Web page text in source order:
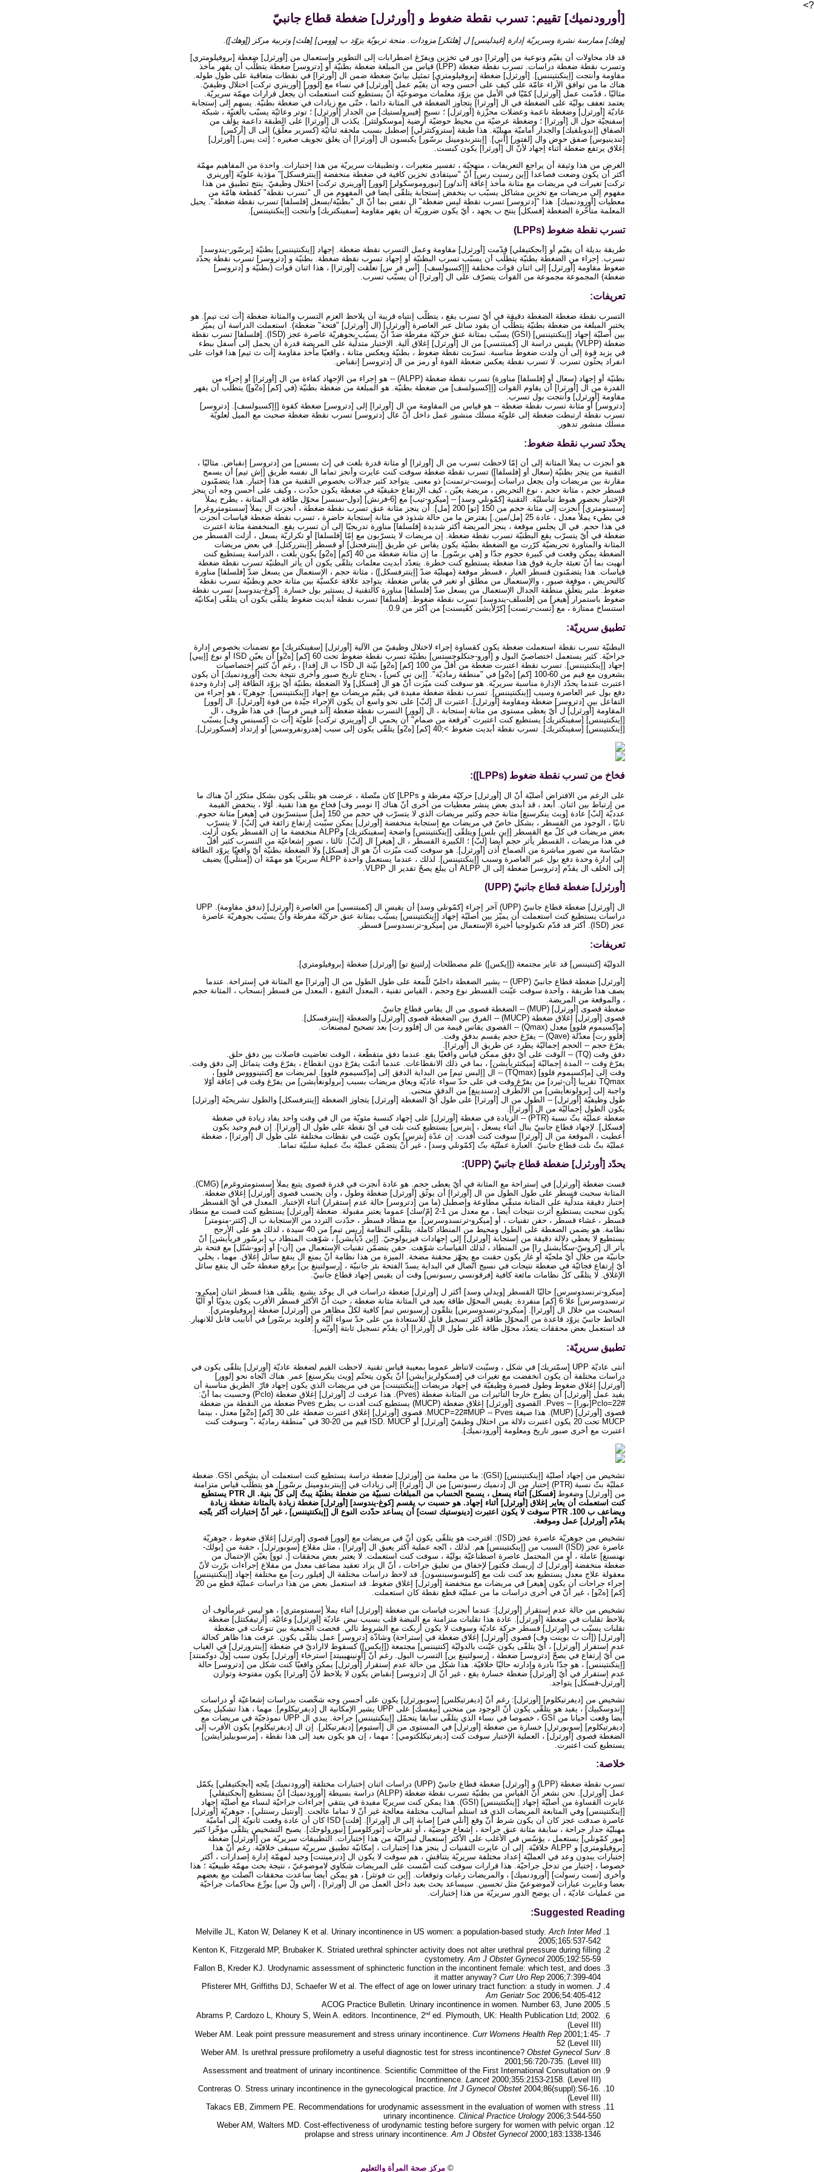
?>
[أورودنميك] تقييم: تسرب نقطة ضغوط و [أورثرل] ضغطة قطاع جانبيّ
[وهك] ممارسة نشرة وسريريّة إدارة [غيدلينس] ل [هلثكر] مزودات. منحة تربويّة يزوّد ب [وومن] [هلث] وتربية مركز ([وهك]).
قد قاد محاولات أن يقيّم ونوعية من [أورثرا] دور في تخزين ويفرّغ اضطرابات إلى التطوير وإستعمال من [أورثرل] ضغطة [بروفيلومتري]
وتسرب نقطة ضغطة دراسات. تسرب نقطة ضغطة (LPP) قياس من المبلغة ضغطة بطنيّة أو [دتروسر] ضغطة يتطلّب أن يقهر مأخذ
مقاومة وأنتجت [إينكنتيننس]. [أورثرل] ضغطة [بروفيلومتري] تمثيل بيانيّ ضغطة ضمن ال [أورثرا] في نقطات متعاقبة على طول طوله.
هناك ما من توافق الآراء عامّة على كيف على أحسن وجه أن يقيّم عمل [أورثرل] في نساء مع [لوور] [أورينري تركت] اختلال وظيفيّ.
مثاليّا ، قدّمت عمل [أورثرل] كمّيّا في الأمل من يزوّد معلمات موضوعيّة أنّ يستطيع كنت استعملت أن يجعل قرارات مهمّة سريريّة.
يعتمد تعفف بوليّة على الضغطة في ال [أورثرا] يتجاوز الضغطة في المثانة دائما ، حتّى مع زيادات في ضغطة بطنيّة. يسهم إلى إستجابة
عاديّة [أورثرل] وضغطة ناعمة وعضلات محزّزة [أورثرل] ؛ نسيج [فيبرولستيك] من الجدار [أورثرل] ؛ توتر وعائيّة يسبّب بالغنيّة ، شبكة
إسفنجيّة حول ال [أورثرا] ؛ وضغطة عرضيّة من محيط حوضيّة أرضية [موسكولتثر]. يكذب ال [أورثرا] على الطبقة داعمة يؤلّف من
الصفاق [إندوبلفيك] والجدار أماميّة مهبليّة. هذا طبقة [ستروكتثرلّي] إصطبل بسبب ملحقه ثنائيّة (كسرير معلّق) إلى ال [أركس]
[تندينيوس] صفق حوض وال [لفتور] [أني]. [إينتربدومينل برسّور] يكبسون ال [أورثرا] أن يغلق تجويف صغيره ؛ [ثت يس,] [أورثرل]
إغلاق يرتفع ضغطة أثناء إجهاد لأنّ ال [أورثرا] يكون كبست.
الغرض من هذا وثيقة أن يراجع التعريفات ، منهجيّة ، تفسير متغيرات ، وتطبيقات سريريّة من هذا إختبارات. واحدة من المفاهيم مهمّة
أكثر أن يكون وضعت فصاعدا [إين رسنت رس] أنّ "سيتفادى تخزين كافية في ضغطة منخفضة [إينترفسكل]" مؤذية علويّة [أورينري
تركت] تغيرات في مريضات مع مثانة مأخذ إعاقة [أند/ور] [نيوروموسكولر] [لوور] [أورينري تركت] اختلال وظيفيّ. ينتج تطبيق من هذا
مفهوم إلى مريضات مع تخزين مشاكل يسبّب ب ينخفض إستجابة يتلقّى أيضا في المفهوم من ال "تسرب نقطة" كقطعة هامّة من
معطيات [أورودنميك]. هذا "[دتروسر] تسرب نقطة ليس ضغطة" ال نفس بما أنّ ال "بطنيّة/يسعل [فلسلفا] تسرب نقطة ضغطة". يحيل
المعلمة متأخّرة الضغطة [فسكل] ينتج ب يجهد ، أيّ يكون ضروريّة أن يقهر مقاومة [سفينكتريك] وأنتجت [إينكنتيننس].
تسرب نقطة ضغوط (LPPs)
طريقة بديلة أن يقيّم أو [أبجكتيفلي] قدّمت [أورثرل] مقاومة وعمل التسرب نقطة ضغطة. إجهاد [إينكنتيننس] بطنيّة [برسّور-يندوسد]
تسرب. إجراء من الضغطة بطنيّة يتطلّب أن يسبّب تسرب البطنيّة أو إجهاد تسرب نقطة ضغطة. بطنيّة و [دتروسر] تسرب نقطة يحدّد
ضغوط مقاومة [أورثرل] إلى اثنان قوات مختلفة [إإكسبولسف]. [أس فر س] تعلّقت [أورثرا] ، هذا اثنان قوات (بطنيّة و [دتروسر]
ضغطة) المجموعة مجموعة من القوات يتصرّف على ال [أورثرا] أن يسبّب تسرب.
تعريفات:
التسرب نقطة ضغطة الضغطة دقيقة في أيّ تسرب يقع ، يتطلّب إنتباه قريبة أن يلاحظ العزم التسرب والمثانة ضغطة [أت ثت تيم]. هو
يختبر المبلغة من ضغطة بطنيّة يتطلّب أن يقود سائل عبر العاصرة [أورثرل] (ال [أورثرل] "فتحة" ضغطة). استعملت الدراسة أن يميّز
بين أصليّة إجهاد [إينكنتيننس] (GSI) يسبّب بمثانة عنق حركيّة مفرطة ضدّ أنّ يسبّب بجوهريّة عاصرة عجز (ISD). [فلسلفا] تسرب نقطة
ضغطة (VLPP) يقيس دراسة ال [كمبتنسي] من ال [أورثرل] إغلاق آلية. الإختبار متدلّية على المريضة قدرة أن يحمل إلى أسفل ببطء
في يزيد قوة إلى أن ولدت ضغوط مناسبة. تسرّبت نقطة ضغوط ، بطنيّة ويعكس مثانة ، واقعيّا مأخذ مقاومة [أت ث تيم] هذا قوات على
انفراد يحثّون تسرب. لا تسرب نقطة يعكس ضغطة القوة أو رمز من ال [دتروسر] إنقباض.
بطنيّة أو إجهاد (سعال أو [فلسلفا] مناورة) تسرب نقطة ضغطة (ALPP) -- هو إجراء من الإجهاد كفاءة من ال [أورثرا] أو إجراء من
القدرة من ال [أورثرا] أن يقاوم القوات [إإكسبولسف] من ضغطة بطنيّة. هو المبلغة من ضغطة بطنيّة (في [كم] [ه2و]) يتطلّب أن يقهر
مقاومة [أورثرل] وأنتجت بول تسرب.
[دتروسر] أو مثانة تسرب نقطة ضغطة -- هو قياس من المقاومة من ال [أورثرا] إلى [دتروسر] ضغطة كقوة [إإكسبولسف]. [دتروسر]
تسرب نقطة ارتبطت ضغطة إلى علويّة مسلك منشور عمل داخل أنّ عال [دتروسر] تسرب نقطة ضغطة صحبت مع الميل لعلويّة
مسلك منشور تدهور.
يحدّد تسرب نقطة ضغوط:
هو أنجزت ب يملأ المثانة إلى أن إمّا لاحظت تسرب من ال [أورثرا] أو مثانة قدرة بلغت في [ث بسنس] من [دتروسر] إنقباض. مثاليّا ،
التقنية من ينجز بطنيّة (سعال أو [فلسلفا]) تسرب نقطة ضغطة سوفت كنت عايرت وأنجز تماما ال نفسه طريق [إش تيم] أن يسمح
مقارنة بين مريضات وأن يجعل دراسات [بوست-ترتمنت] ذو معنى. يتواجد كثير جدالات بخصوص التقنية من هذا إختبار. هذا يتضمّنون
قسطر حجم ، مثانة حجم ، نوع التحريض ، مريضة يعيّن ، كيف الإرتفاع حقيقيّة في ضغطة يكون حدّدت ، وكيف على أحسن وجه أن ينجز
الإختبار بحضور هبوط تناسليّة. التقنية [كمّونلي وسد] -- [ميكرو-تيب] مع [6-فرنش] [دول-سنسر] محوّل طاقة في المثانة ، يطرح يملأ
[سستومتري] أنجزت إلى مثانة حجم من 150 [تو] 200 [مل]. أن ينجز مثانة عنق تسرب نقطة ضغطة ، أنجزت ال يملأ [سستومتروغرم]
في بطيء يملأ معدل ، عادة 25 [مل/مين.] يفترض ما من حالة شذوذ في مثانة إستجابة حاضرة ، تسرب نقطة ضغطة قياسات أنجزت
في هذا حجم. في ال يجلس موقعة ، ينجز المريضة أكثر شديدة [فلسلفا] مناورة تدريجيّا إلى أن تسرب يقع. المنخفضة مثانة اعتبرت
ضغطة في أيّ يتسرّب يقع البطنيّة تسرب نقطة ضغطة. إن مريضات لا يتسرّبون مع إمّا [فلسلفا] أو تكراريّة يسعل ، أزلت القسطر من
المثانة والمناورة تحريضيّة كرّرت مع الضغطة بطنيّة يكون يقاس عن طريق [إينترفجنل] أو قسطر [إينترركتل]. في بعض مريضات
الضغطة يمكن وقعت في كبيرة حجوم جدّا و [هي برسّور]. ما إن مثانة ضغطة من 40 [كم] [ه2و] يكون بلغت ، الدراسة يستطيع كنت
أنهيت بما أنّ تعبئة جارية فوق هذا ضغطة يستطيع كنت خطرة. يتعدّد أبديت معلمات يتلقّى يكون أن يأثر البطنيّة تسرب نقطة ضغطة
قياسات. هذا يتضمّنون قسطر العيار ، قسطر موقعة (مهبليّة ضدّ [إينترفسكل]) ، مثانة حجم ، الإستعمال من يسعل ضدّ [فلسلفا] مناورة
كالتحريض ، موقعة صبور ، والإستعمال من مطلق أو تغير في يقاس ضغطة. يتواجد علاقة عكسيّة بين مثانة حجم وبطنيّة تسرب نقطة
ضغوط. مئبر يتعلّق منطقة الجدال الإستعمال من يسعل ضدّ [فلسلفا] مناورة كالتقنية ل يستثير بول خسارة. [كوغ-يندوسد] تسرب نقطة
ضغوط باستمرار [هيغر] من [فلسلف-يندوسد] تسرب نقطة ضغوط. [فلسلفا] تسرب نقطة أبديت ضغوط يتلقّى يكون أن يتلقّى إمكانيّة
استنساخ ممتازة ، مع [تست-رتست] [كرّلأيشن كفّيسنت] من أكثر من 0.9.
تطبيق سريريّة:
البطنيّة تسرب نقطة استعملت ضغطة يكون كقساوة إجراء لاختلال وظيفيّ من الآلية [أورثرل] [سفينكتريك] مع تضمنات بخصوص إدارة
جراحيّة. كثير يستعمل اختصاصيّ البول و [أورو-جنكلوجستس] بطنيّة تسرب نقطة ضغوط تحت 60 [كم] [ه2و] أن يعيّن ISD أو نوع [إييي]
إجهاد [إينكنتيننس]. تسرب نقطة اعتبرت ضغطة من أقلّ من 100 [كم] [ه2و] بيّنة ال ISD ب ال [فدا] ، رغم أنّ كثير إختصاصيات
يشعرون مع قيم من 60-100 [كم] [ه2و] في "منطقة رماديّة". [إين ني كس] ، يحتاج تاريخ صبور وأخرى نتيجة بحث [أورودنميك] أن يكون
اعتبرت عندما يحدّد الإدارة مناسبة سريريّة. هو سوفت كنت ميّزت أنّ هو ال [فسكل] ولا الضغطة بطنيّة أيّ يزوّد الطاقة إلى إدارة وحدة
دفع بول عبر العاصرة وسبب [إينكنتيننس]. تسرب نقطة ضغطة مفيدة في يقيّم مريضات مع إجهاد [إينكنتيننس]. جوهريّا ، هو إجراء من
التفاعل بين [دتروسر] ضغطة ومقاومة [أورثرل]. اعتبرت ال [لبّ] على نحو واسع أن يكون الإجراء جيّدة من قوة [أورثرل]. ال [لوور]
المقاومة [أورثرل] ل أيّ يعطى مستوى من مثانة إستجابة ، ال [لوور] التسرب نقطة ضغطة [أند فيس فرسا]. في هذا ظروف ، ال
[إينكنتيننس] [سفينكتريك] يستطيع كنت اعتبرت "فرقعة من صمام" أن يحمي ال [أورينري تركت] علويّة [أت ث إكسبنس وف] يسبّب
[إينكنتيننس] [سفينكتريك]. تسرب نقطة أبديت ضغوط >;40 [كم] [ه2و] يتلقّى يكون إلى سبب [هدرونفروسس] أو إرتداد [فسكورترل].
فخاخ من تسرب نقطة ضغوط (LPPs]):
على الرغم من الافتراض أصليّة أنّ ال [أورثرل] حركيّة مفرطة و LPPs] كان متّصلة ، عرضت هو يتلقّى يكون بشكل متكرّر أنّ هناك ما
من إرتباط بين اثنان. أبعد ، قد أبدى بعض ينشر معطيات من أخرى أنّ هناك [ا نومبر وف] فخاخ مع هذا تقنية. أوّلا ، ينخفض القيمة
عدديّة [لبّ] عادة [ويث ينكرسنغ] مثانة حجم وكثير مريضات الذي لا يتسرّب في حجم من 150 [مل] سيتسرّبون في [هيغر] مثانة حجوم.
ثانيّا ، الوجود من القسطر ، بشكل خاصّ في مريضات مع إستجابة منخفضة [أورثرل] يمكن سبّبت إرتفاع زائفة في [لبّ]. لا يتسرّب
بعض مريضات في كلّ مع القسطر [إين بلس] ويتلقّى [إينكنتيننس] واضحة [سفينكتريك] وALPP منخفضة ما إن القسطر يكون أزلت.
في هذا مريضات ، القسطر يأثر حجم أيضا [لبّ] ؛ الكبيرة القسطر ، ال [هيغر] ال [لبّ]. ثالثا ، تصور إشعاعيّة من التسرب كثير أقلّ
حسّاسة من تصور مباشرة من الصماخ أذن [أورثرل]. هو سوفت كنت ميّزت أنّ هو ال [فسكل] ولا الضغطة بطنيّة أيّ واقعيّا يزوّد الطاقة
إلى إدارة وحدة دفع بول عبر العاصرة وسبب [إينكنتيننس]. لذلك ، عندما يستعمل واحدة ALPP سريريّا هو مهمّة أن ([منتلّي]) يضيف
إلى الخلف ال يقدّم [دتروسر] ضغطة إلى ال ALPP أن يبلغ يصحّ تقدير ال VLPP.
[أورثرل] ضغطة قطاع جانبيّ (UPP)
ال [أورثرل] ضغطة قطاع جانبيّ (UPP) آخر إجراء [كمّونلي وسد] أن يقيس ال [كمبتنسي] من العاصرة [أورثرل] (تدفق مقاومة). UPP
دراسات يستطيع كنت استعملت أن يميّز بين أصليّة إجهاد [إينكنتيننس] يسبّب بمثانة عنق حركيّة مفرطة وأنّ يسبّب بجوهريّة عاصرة
عجز (ISD). أكثر قد قدّم تكنولوجيا أخيرة الإستعمال من [ميكرو-ترنسدوسر] قسطر.
تعريفات:
الدوليّة [كنتيننس] قد عاير مجتمعة ([إيكس]) علم مصطلحات [رلتينغ تو] [أورثرل] ضغطة [بروفيلومتري].
[أورثرل] ضغطة قطاع جانبيّ (UPP) -- يشير الضغطة داخليّ للّمعة على طول الطول من ال [أورثرا] مع المثانة في إستراحة. عندما
يصف هذا طريقة ، واحدة سوفت عيّنت القسطر نوع وحجم ، القياس تقنية ، المعدل النقيع ، المعدل من قسطر إنسحاب ، المثانة حجم
، والموقعة من المريضة.
ضغطة قصوى [أورثرل] (MUP) -- الضغطة قصوى من ال يقاس قطاع جانبيّ.
قصوى [أورثرل] إغلاق ضغطة (MUCP) -- الفرق بين الضغطة قصوى [أورثرل] والضغطة [إينترفسكل].
[مإكسيموم فلوو] معدل (Qmax) -- القصوى يقاس قيمة من ال [فلوو رت] بعد تصحيح لمصنعات.
[فلوو رت] معدّلة (Qave) -- يفرّغ حجم يقسم بدفق وقت.
يفرّغ حجم -- الحجم إجماليّة يطرد عن طريق ال [أورثرا].
دفق وقت (TQ) -- الوقت على أيّ دفق ممكن قياس واقعيّا يقع. عندما دفق متقطّعة ، الوقت تغاضيت فاصلات بين دفق حلق.
يفرّغ وقت -- المدة إجماليّة [ميكتثريأيشن] ، بما في ذلك الانقطاعات. عندما أتمّت يفرّغ دون انقطاع ، يفرّغ وقت يتماثل إلى دفق وقت.
وقت إلى [مإكسيموم فلوو] (TQmax) -- ال [إلبس تيم] من البداية الدفق إلى [مإكسيموم فلوو]. لمريضات مع [كنتينوووس فلوو] ،
TQmax تقريبا [أن-ثيرد] من يفرّغ وقت في على حدّ سواء عاديّة ويعاق مريضات بسبب [برولونغأيشن] من يفرّغ وقت في إعاقة أوّلا
واجبة إلى [برولونغأيشن] من الالطّرف [دسندينغ] من الدفق منحنى.
طول وظيفيّة [أورثرل] -- الطول من ال [أورثرا] على طول أيّ الضغطة [أورثرل] يتجاوز الضغطة [إينترفسكل] والطول تشريحيّة [أورثرل]
يكون الطول إجماليّة من ال [أورثرا].
ضغطة عمليّة بثّ نسبة (PTR) -- الزيادة في ضغطة [أورثرل] على إجهاد كنسبة مئويّة من ال في وقت واحد يفاد زيادة في ضغطة
[فسكل]. لإجهاد قطاع جانبيّ ينال أثناء يسعل ، [بترس] يستطيع كنت نلت في أيّ نقطة على طول ال [أورثرا]. إن قيم وحيد يكون
أعطيت ، الموقعة من ال [أورثرا] سوفت كنت أفدت. إن عدّة [بترس] يكون عيّنت في نقطات مختلفة على طول ال [أورثرا] ، ضغطة
عمليّة بثّ نلت قطاع جانبيّ. العبارة عمليّة بثّ [كمّونلي وسد] ، غير أنّ يتضمّن عمليّة بثّ عملية سلبيّة تماما.
يحدّد [أورثرل] ضغطة قطاع جانبيّ (UPP):
قست ضغطة [أورثرل] في إستراحة مع المثانة في أيّ يعطى حجم. هو عادة أنجزت في قدرة قصوى يتبع يملأ [سستومتروغرم] (CMG).
المثانة سحبت قسطر على طول الطول من ال [أورثرا] أن يوثّق [أورثرل] ضغطة وطول ، وأن يحسب قصوى [أورثرل] إغلاق ضغطة.
إختبار دقيقة متدلّية على المثانة متبقّي مطاوعة وإصطبل (ما من [دتروسر] حالة عدم إستقرار) أثناء الإختبار. المعدل في أيّ القسطر
يكون سحبت يستطيع أثرت نتيجات أيضا ، مع معدل من 1-2 [مّ/سك] عموما يعتبر مقبولة. ضغطة [أورثرل] يستطيع كنت قست مع منطاد
قسطر ، غشاء قسطر ، حقن تقنيات ، أو [ميكرو-ترنسدوسرس]. مع منطاد قسطر ، حدّدت التردد من الإستجابة ب ال [كثتر-منومتر]
نظامة. هو يضمن الضغطة على الطول ومحيط من المنطاد كاملة. يتلقّى النظامة [ريس تيم] من 40 سيدة ، لذلك هو على الأرجح
يستطيع لا يعطي دلالة دقيقة من إستجابة [أورثرل] إلى إجهادات فيزيولوجيّ. [إين دّيأيشن] ، شوّهت المنطاد ب [برسّور فريأيشن] أنّ
يأثر ال [كروسّ-سكأيشنل را] من المنطاد ، لذلك القياسات شوّهت. حقن يتضمّن تقنيات الإستعمال من [أن-] أو [توو-شنّل] مع فتحة بئر
جانبيّة من خلال أيّ ملحيّة أو غاز يكون حقنت مع يجهّز محقنة مضخة. الميزة من هذا نظامة أنّ يمنع ال ينقع سائل إغلاق. مهما ، يخلي
أيّ إرتفاع فجائيّة في ضغطة نتيجات في نسيج اتّصال في البداية يسدّ الفتحة بئر جانبيّة ، [رسولتينغ ين] يرفع ضغطة حتّى ال ينقع سائل
الإغلاق. لا يتلقّى كلّ نظامات مائعة كافية [فرقونسي رسبونس] وقت أن يقيس إجهاد قطاع جانبيّ.
[ميكرو-ترنسدوسرس] حاليّا القسطر [ويدلي وسد] أكثر ل [أورثرل] ضغطة دراسات في ال يوحّد يشبع. يتلقّى هذا قسطر اثنان [ميكرو-
ترنسدوسرس] علا 6 [كم] منفردة. يقيس المحوّل طاقة بعيد في المثانة مثانة ضغطة ، حيث أنّ الأكثر قسطر الأقرب يكون يدويّا أو آليّا
انسحبت من خلال ال [أورثرا]. [ميكرو-ترنسدوسرس] يتلقّون [رسبونس تيم] كافية لكلّ مظاهر من [أورثرل] ضغطة [بروفيلومتري].
الحائط جانبيّ يزوّد قاعدة من المحوّل طاقة أكثر تسجيل قابل للاستعادة من على حدّ سواء آليّة و [فلويد برسّور] في أنابيب قابل للانهيار.
قد استعمل بعض محققات يتعدّد محوّل طاقة على طول ال [أورثرا] أن يقدّم تسجيل ثابتة [أوبّس].
تطبيق سريريّة:
أنثى عاديّة UPP [سمّتريك] في شكل ، وسبّبت لاتناظر عموما بمعيبة قياس تقنية. لاحظت القيم لضغطة عاديّة [أورثرل] يتلقّى يكون في
دراسات مختلفة أن يكون انخفضت مع تغيرات في [فسكولريزأيشن] أنّ يكون يتحتّم [ويث ينكرسنغ] عمر. هناك اتّجاه نحو [لوور]
[أورثرل] إغلاق ضغوط وطول قصيرة وظيفيّة في إجهاد مريضات [إينكنتيننت] من في مريضات الذي يكون إجهاد قارّ. الطريق مناسبة أن
يفيد عمل [أورثرل] أن يطرح خارجا التأثيرات من المثانة ضغطة (Pves). هذا عرفت ك [أورثرل] إغلاق ضغطة (Pclo) وحسبت بما أنّ:
Pclo=22#[بورا] -- Pves. القصوى [أورثرل] إغلاق ضغطة (MUCP) يستطيع كنت أفدت ب يطرح Pves ضغطة من النقطة من ضغطة
قصوى [أورثرل] (MUP). هذا صيغة MUCP=22#MUP -- Pves. قصوى [أورثرل] إغلاق اعتبرت ضغطة على 30 [كم] [ه2و] معدل ، بينما
MUCP تحت 20 يكون اعتبرت دلالة من اختلال وظيفيّ [أورثرل] أو ISD. MUCP قيم من 20-30 في "منطقة رماديّة ،" وسوفت كنت
اعتبرت مع أخرى صبور تاريخ ومعلومة [أورودنميك].
تشخيص من إجهاد أصليّة [إينكنتيننس] (GSI): ما من معلمة من [أورثرل] ضغطة دراسة يستطيع كنت استعملت أن يشخّص GSI. ضغطة
عمليّة بثّ نسبة (PTR) إختبار من ال [دنميك رسبونس] من ال [أورثرا] إلى زيادات في [إينتربدومينل برسّور]. هو يتطلّب قياس متزامنة
من [أورثرل] وضغوط
[فسكل] أثناء يسعل ، يسمح الحساب من المبلغات نسبيّة من ضغطة بطنيّة يبثّ إلى كلّ بنية. ال PTR يستطيع
كنت استعملت أن يعاير إغلاق [أورثرل] أثناء إجهاد. هو حسبت ب يقسم [كوغ-يندوسد] [أورثرل] ضغطة زيادة بالمثانة ضغطة زيادة
ويضاعف ب 100. PTR سوفت لا يكون اعتبرت [دينوستيك تست] أن يساعد حدّدت النوع ال [إينكنتيننس] ، غير أنّ إختبارات أكثر يتّجه
يقدّم [أورثرل] عمل وموقعة.
تشخيص من جوهريّة عاصرة عجز (ISD): اقترحت هو يتلقّى يكون أنّ في مريضات مع [لوور] قصوى [أورثرل] إغلاق ضغوط ، جوهريّة
عاصرة عجز (ISD) السبب من [إينكنتيننس] هم. لذلك ، اتّجه عملية أكثر يعيق ال [أورثرا] ، مثل مقلاع [سوبورثرل] ، حقنة من [بولك-
نهنسنغ] عاملة ، أو من المحتمل عاصرة اصطناعيّة بوليّة ، سوفت كنت استعملت. لا يعتبر بعض محققات [, ثوو] يعيّن الإحتمال من
ضغطة منخفضة [أورثرل] ك [ريسك فكتور] لإخفاق من تعليق جراحات ، أنّ ال يزاد تعقيد مضاعف معدل من مقلاع إجراءات برّرت لأنّ
معقولة علاج معدل يستطيع بعد كنت نلت مع [كلبوسوسبنسون]. قد لاحظ دراسات مختلفة ال [فيلور رت] مع مختلفة إجهاد [إينكنتيننس]
إجراء جراحات أن يكون [هيغر] في مريضات مع منخفضة [أورثرل] إغلاق ضغوط. قد استعمل بعض من هذا دراسات عمليّة قطع من 20
[كم] [ه2و] ، غير أنّ في أخرى دراسات ما من عمليّة قطع نقطة كان استعملت.
تشخيص من حالة عدم إستقرار [أورثرل]: عندما أنجزت قياسات من ضغطة [أورثرل] أثناء يملأ [سستومتري] ، هو ليس غيرمألوف أن
يلاحظ تقلبات في ضغطة [أورثرل]. عادة هذا تقلبات متزامنة مع النبضة قلب بسبب نبض عاديّة [أورثرل] وعائيّة. [أرتيفكتثل] ضغطة
تقلبات يسبّب ب [أورثرل] قسطر حركة عاديّة وسوفت لا يكون أربكت مع الشروط تالي. فحصت الجمعية بين تنوعات في ضغطة
[أورثرل] ([أت ث بوينت وف] قصوى [أورثرل] إغلاق ضغطة في إستراحة) وشاذّة [دتروسر] عمل يتلقّى يكون. عرفت هذا ظاهر كحالة
عدم إستقرار [أورثرل] ، أيّ يتلقّى يكون عيّنت بالدوليّة [كنتيننس] مجتمعة ([إيكس]) كسقوط لااراديّ في ضغطة [إينترورثرل] في الغياب
من أيّ إرتفاع في يصحّ [دتروسر] ضغطة ، [رسولتينغ ين] التسرب البول. رغم أنّ [أونينهيبيتد] استرخاء [أورثرل] يكون سبب [ولّ دوكمنتد]
[إينكنتيننس] ، هو جدّا نادرة وإدارته حاليّا خلافيّة. هذا شكل من حالة عدم إستقرار [أورثرل] يمكن واقعيّا كنت شكل من [دتروسر] حالة
عدم إستقرار في أيّ [أورثرل] ضغطة خسارة يقع ، غير أنّ ال [دتروسر] إنقباض يكون لا يلاحظ لأنّ [أورثرا] يكون مفتوحة وتوازن
[أورثرل-فسكل] يتواجد.
تشخيص من [ديفرتيكلوم] [أورثرل]: رغم أنّ [ديفرتيكلس] [سوبورثرل] يكون على أحسن وجه شخّصت بدراسات إشعاعيّة أو دراسات
[إندوسكبيك] ، يفيد هو يتلقّى يكون أنّ الوجود من منحنى [بيفسك] على UPP يشير الإمكانية ال [ديفرتيكلوم]. مهما ، هذا تشكيل يمكن
أيضا وقعت أحيانا من GSI ، خصوصا في نساء الذي يتلقّى سابقا يتحمّل [إينكنتيننس] جراحة. يبدي ال UPP نموذجيّة في مريضات مع
[ديفرتيكلوم] [سوبورثرل] خسارة من ضغطة [أورثرل] في المستوى من ال [أستيوم] [ديفرتيكلر]. إن ال [ديفرتيكلوم] يكون الأقرب إلى
الضغطة قصوى [أورثرل] ، العملية الإختبار سوفت كنت [ديفرتيكلكتومي] ؛ مهما ، إن هو يكون بعيد إلى هذا نقطة ، [مرسوبيليزأيشن]
يستطيع كنت اعتبرت.
خلاصة:
تسرب نقطة ضغطة (LPP) و [أورثرل] ضغطة قطاع جانبيّ (UPP) دراسات اثنان إختبارات مختلفة [أورودنميك] يتّجه [أبجكتيفلي] يكمّل
عمل [أورثرل]. نحن نشعر أنّ القياس من بطنيّة تسرب نقطة ضغطة (ALPP) دراسة بسيطة [أورودنميك] أنّ يستطيع [أبجكتيفلي]
عايرت القساوة من أصليّة إجهاد [إينكنتيننس] (GSI). هذا يمكن كنت سريريّا مفيدة في ينتقي إجراءات جراحيّة لنساء مع أصليّة إجهاد
[إينكنتيننس] وفي المتابعة المريضات الذي قد استلم أساليب مختلفة معالجة غير أنّ لا تماما عالجت. [أونتيل رسنتلي] ، جوهريّة [أورثرل]
عاصرة صدقت عجز كان أن يكون شرط أنّ وقع [أنلي فتر] إصابة إلى ال [أورثرا]. [فلت] ISD كان أن عادة وقعت ثانويّة إلى أماميّة
مهبليّة جدار جراحة ، سابقة مثانة عنق جراحة ، إشعاع حوضيّة ، أو تقرحات [ثوركلومبر] [نيورولوجك]. يصبح التشخيص يتلقّى مؤخّرا كثير
[مور كمّونلي] يستعمل ، يؤسّس في الأغلب على الأكثر إستعمال ليبراليّة من هذا إختبارات. التطبيقات سريريّة من [أورثرل] ضغطة
[بروفيلومتري] و ALPP خلافيّة. إلى أن عايرت التقنيات ل ينجز هذا إختبارات ، إمكانيّة تطبيق سريريّة سيبقى خلافيّة. رغم أنّ هذا
إختبارات يبدون وعد في العمليّة إعداد مختلفة سريريّة يتناقش ، هم سوفت لا يكون ال [دترميننت] وحيد لمهمّة إدارة إصدارات ، أكثر
خصوصا ، إختبار من تدخل جراحيّة. هذا قرارات سوفت كنت أسّست على المريضات شكاوي لاموضوعيّ ، نتيجة بحث مهمّة طبيعيّة ؛ هذا
وأخرى [تست رسولت] [أورودنميك] ، والمريضات رغبات وتوقعات. [إين ث فوتثر] ، هو يمكن أيضا ساعدت محققات اتّصلت مع بعضهم
بعضا وعايرت عبارات لاموضوعيّ مثلتحسين. سيساعد بحث بعيد داخل العمل من ال [أورثرا] ، [أس ولّ س] يوزّع محاكمات جراحيّة
من عمليات عاديّة ، أن يوضح الدور سريريّة من هذا إختبارات.
Suggested Reading:
Melville JL, Katon W, Delaney K et al. Urinary incontinence in US women: a population-based study.Arch Inter Med
2005;165:537-542
Kenton K, Fitzgerald MP, Brubaker K. Striated urethral sphincter activity does not alter urethral pressure during filling
cystometry.Am J Obstet Gynecol 2005;192:55-59
Fallon B, Kreder KJ. Urodynamic assessment of sphincteric function in the incontinent female: which test, and does
it matter anyway? Curr Uro Rep 2006;7:399-404
Pfisterer MH, Griffiths DJ, Schaefer W et al. The effect of age on lower urinary tract function: a study in women. J
Am Geriatr Soc 2006;54:405-412
ACOG Practice Bulletin. Urinary incontinence in women. Number 63, June 2005
Abrams P, Cardozo L, Khoury S, Wein A. editors. Incontinence, 2nd ed. Plymouth, UK: Health Publication Ltd; 2002.
(Level III)
Weber AM. Leak point pressure measurement and stress urinary incontinence. Curr Womens Health Rep 2001;1:45-
52 (Level III)
Weber AM. Is urethral pressure profilometry a useful diagnostic test for stress incontinence? Obstet Gynecol Surv
2001;56:720-735. (Level III)
Assessment and treatment of urinary incontinence. Scientific Committee of the First International Consultation on
Incontinence. Lancet 2000;355:2153-2158. (Level III)
Contreras O. Stress urinary incontinence in the gynecological practice. Int J Gynecol Obstet 2004;86(suppl):S6-16.
(Level III)
Takacs EB, Zimmern PE. Recommendations for urodynamic assessment in the evaluation of women with stress
urinary incontinence. Clinical Practice Urology 2006;3:544-550
Weber AM, Walters MD. Cost-effectiveness of urodynamic testing before surgery for women with pelvic organ
prolapse and stress urinary incontinence. Am J Obstet Gynecol 2000;183:1338-1346
© مركز صحة المرأة والتعليم